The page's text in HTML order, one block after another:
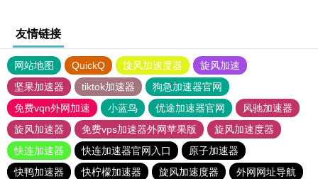
友情链接
网站地图 QuickQ 旋风加速度器
旋风加速
坚果加速器
tiktok加速器
狗急加速器官网
免费vqn外网加速
小蓝鸟 优途加速器官网
风驰加速器
旋风加速器
免费vps加速器外网苹果版
旋风加速度器
快连加速器
快连加速器官网入口
原子加速器
快鸭加速器
快柠檬加速器 旋风加速度器
外网网址导航